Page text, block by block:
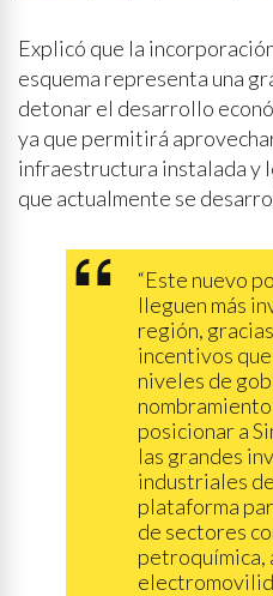
Explicó que la
esquema representa una
detonar el desarrollo
ya que permitirá
infraestructura instalada y
que actualmente se
“Este nuevo
lleguen más
región,
incentivos
niveles de
posicionar a
las grandes
industriales
plataforma
de sectores
petroquímica,